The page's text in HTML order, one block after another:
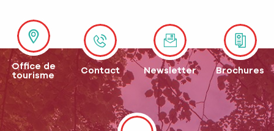
Office de
tourisme
Contact Newsletter Brochures